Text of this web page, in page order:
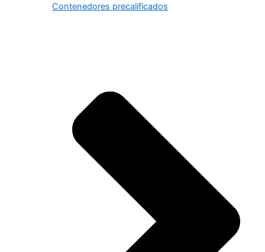
Contenedores precalificados